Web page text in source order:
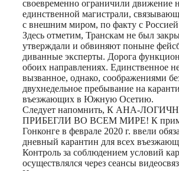
своевременно ограничили движение
единственной магистрали,
с внешним миром, по факту с Россией
Здесь отметим, Транскам не был
утверждали и обвиняют поныне
диванные эксперты. Дорога
обоих направлениях. Единственное
вызванное, однако, соображениями
двухнедельное пребывание на
въезжающих в Южную Осетию.
Следует напомнить, К АНА-
ПРИБЕГЛИ ВО ВСЕМ МИРЕ! К
Гонконге в феврале 2020 г. ввели
дневный карантин для всех
Контроль за соблюдением условий
осуществлялся через сеансы